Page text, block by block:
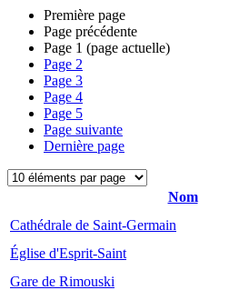
Première page
Page précédente
Page 1 (page actuelle)
Page 2
Page 3
Page 4
Page 5
Page suivante
Dernière page
Nom
Cathédrale de Saint-Germain
Église d'Esprit-Saint
Gare de Rimouski